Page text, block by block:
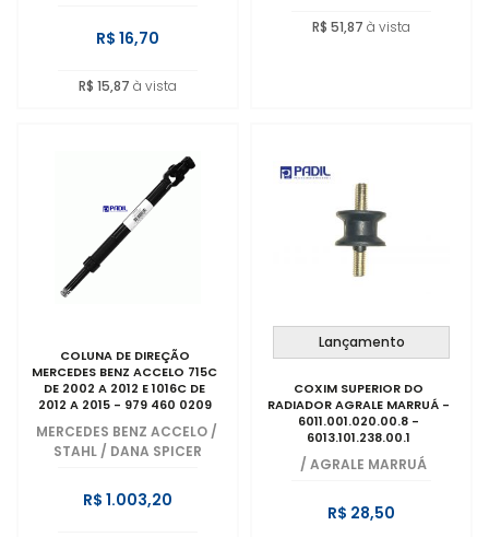
R$ 16,70
R$ 15,87 à vista
R$ 51,87 à vista
COLUNA DE DIREÇÃO
MERCEDES BENZ ACCELO 715C
DE 2002 A 2012 E 1016C DE
2012 A 2015 - 979 460 0209
MERCEDES BENZ ACCELO /
STAHL / DANA SPICER
R$ 1.003,20
Lançamento
COXIM SUPERIOR DO
RADIADOR AGRALE MARRUÁ -
6011.001.020.00.8 -
6013.101.238.00.1
/ AGRALE MARRUÁ
R$ 28,50